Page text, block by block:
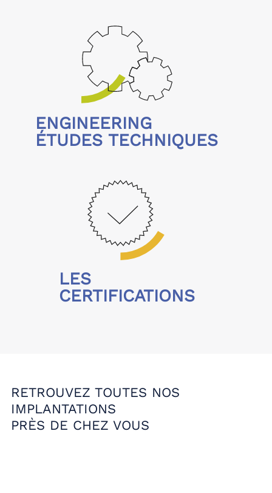
ENGINEERING
ÉTUDES TECHNIQUES
LES
CERTIFICATIONS
RETROUVEZ TOUTES NOS
IMPLANTATIONS
PRÈS DE CHEZ VOUS